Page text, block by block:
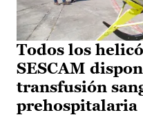
Todos los
SESCAM
transfusión
prehospitalaria